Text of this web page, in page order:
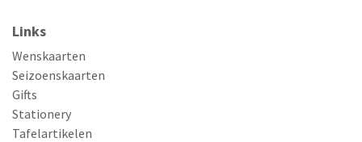
Links
Wenskaarten
Seizoenskaarten
Gifts
Stationery
Tafelartikelen